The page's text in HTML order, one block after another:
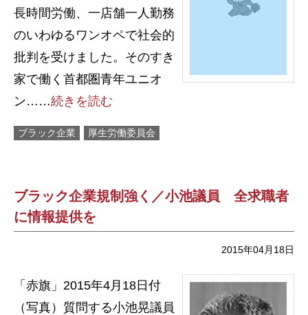
長時間労働、一店舗一人勤務
のいわゆるワンオペで社会的
批判を受けました。そのすき
家で働く首都圏青年ユニオ
ン……続きを読む
ブラック企業 厚生労働委員会
ブラック企業規制強く／小池議員 全求職者
に情報提供を
2015年04月18日
「赤旗」2015年4月18日付
（写真）質問する小池晃議員